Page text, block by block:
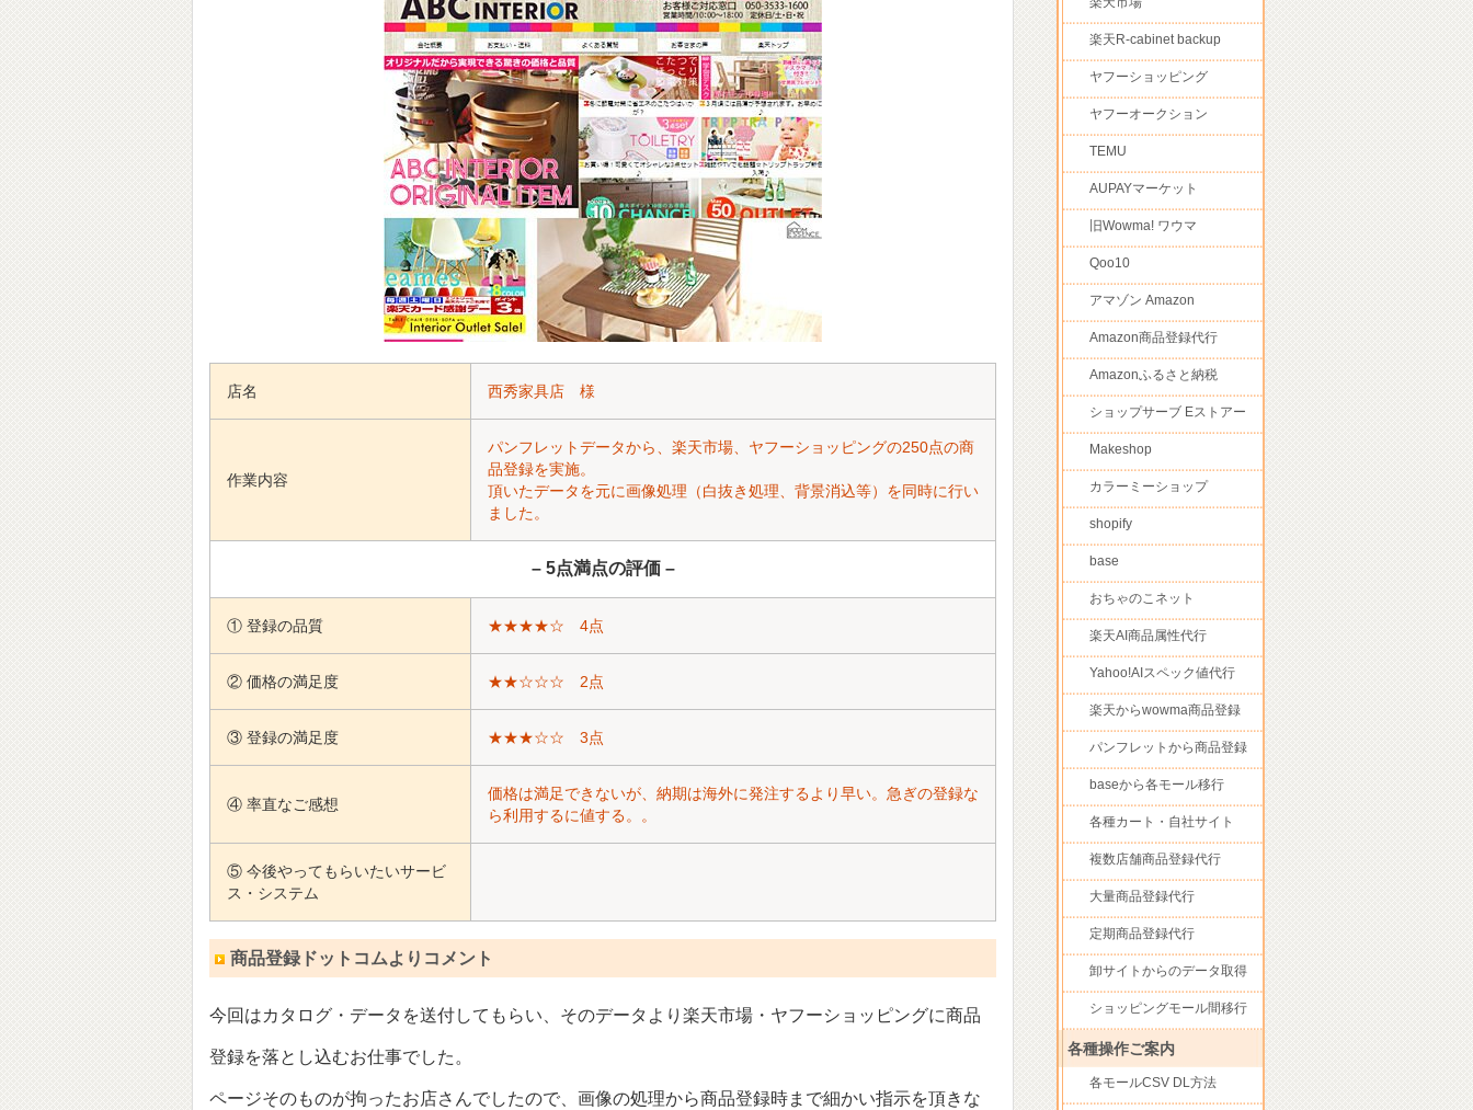
店名 西秀家具店 様
作業内容
パンフレットデータから、楽天市場、ヤフーショッピングの250点の商
品登録を実施。
頂いたデータを元に画像処理（白抜き処理、背景消込等）を同時に行い
ました。
– 5点満点の評価 –
① 登録の品質 ★★★★☆ 4点
② 価格の満足度 ★★☆☆☆ 2点
③ 登録の満足度 ★★★☆☆ 3点
④ 率直なご感想
価格は満足できないが、納期は海外に発注するより早い。急ぎの登録な
ら利用するに値する。。
⑤ 今後やってもらいたいサービ
ス・システム
商品登録ドットコムよりコメント
今回はカタログ・データを送付してもらい、そのデータより楽天市場・ヤフーショッピングに商品
登録を落とし込むお仕事でした。
ページそのものが拘ったお店さんでしたので、画像の処理から商品登録時まで細かい指示を頂きな
楽天R-cabinet backup
ヤフーショッピング
ヤフーオークション
TEMU
AUPAYマーケット
旧Wowma! ワウマ
Qoo10
アマゾン Amazon
Amazon商品登録代行
Amazonふるさと納税
ショップサーブ Eストアー
Makeshop
カラーミーショップ
shopify
base
おちゃのこネット
楽天AI商品属性代行
Yahoo!AIスペック値代行
楽天からwowma商品登録
パンフレットから商品登録
baseから各モール移行
各種カート・自社サイト
複数店舗商品登録代行
大量商品登録代行
定期商品登録代行
卸サイトからのデータ取得
ショッピングモール間移行
各種操作ご案内
各モールCSV DL方法